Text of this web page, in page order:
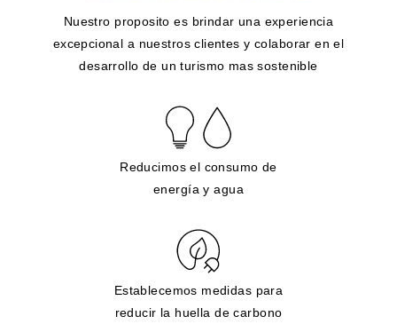
Nuestro proposito es brindar una experiencia
excepcional a nuestros clientes y colaborar en el
desarrollo de un turismo mas sostenible
Reducimos el consumo de
energía y agua
Establecemos medidas para
reducir la huella de carbono